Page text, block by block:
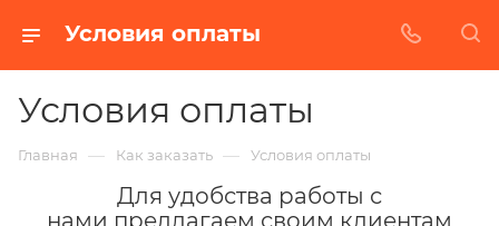
Условия оплаты
Условия оплаты
Главная — Как заказать — Условия оплаты
Для удобства работы с
нами предлагаем своим клиентам